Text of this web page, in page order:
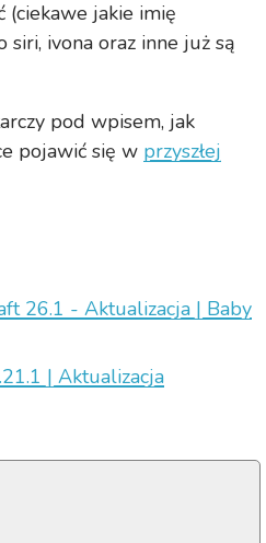
(ciekawe jakie imię
siri, ivona oraz inne już są
pod wpisem, jak
pojawić się w przyszłej
26.1 - Aktualizacja | Baby
| Aktualizacja